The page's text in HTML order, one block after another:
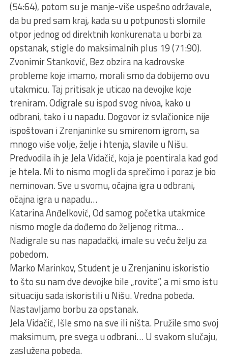
(54:64), potom su je manje-više uspešno održavale,
da bu pred sam kraj, kada su u potpunosti slomile
otpor jednog od direktnih konkurenata u borbi za
opstanak, stigle do maksimalnih plus 19 (71:90).
Zvonimir Stanković, Bez obzira na kadrovske
probleme koje imamo, morali smo da dobijemo ovu
utakmicu. Taj pritisak je uticao na devojke koje
treniram. Odigrale su ispod svog nivoa, kako u
odbrani, tako i u napadu. Dogovor iz svlačionice nije
ispoštovan i Zrenjaninke su smirenom igrom, sa
mnogo više volje, želje i htenja, slavile u Nišu.
Predvodila ih je Jela Vidačić, koja je poentirala kad god
je htela. Mi to nismo mogli da sprečimo i poraz je bio
neminovan. Sve u svomu, očajna igra u odbrani,
očajna igra u napadu…
Katarina Anđelković, Od samog početka utakmice
nismo mogle da dođemo do željenog ritma…
Nadigrale su nas napadački, imale su veću želju za
pobedom.
Marko Marinkov, Student je u Zrenjaninu iskoristio
to što su nam dve devojke bile „rovite“, a mi smo istu
situaciju sada iskoristili u Nišu. Vredna pobeda.
Nastavljamo borbu za opstanak.
Jela Vidačić, Išle smo na sve ili ništa. Pružile smo svoj
maksimum, pre svega u odbrani… U svakom slučaju,
zaslužena pobeda.